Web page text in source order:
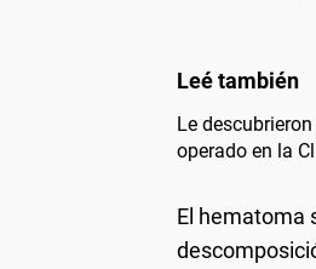
Le
operado en la
El hematoma